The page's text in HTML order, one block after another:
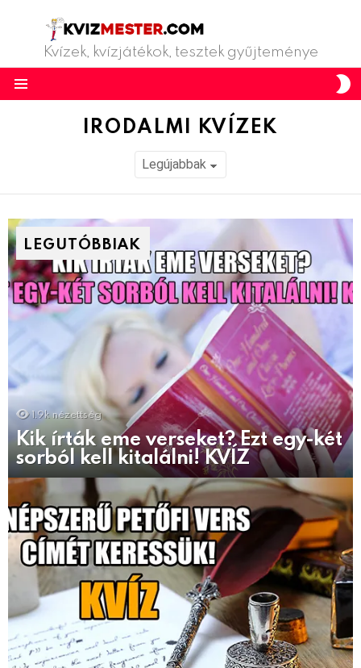
Kvízek, kvízjátékok, tesztek gyűjteménye
IRODALMI KVÍZEK
LEGUTÓBBIAK
1.9k nézettség
Kik írták eme verseket? Ezt egy-két
sorból kell kitalálni! KVÍZ